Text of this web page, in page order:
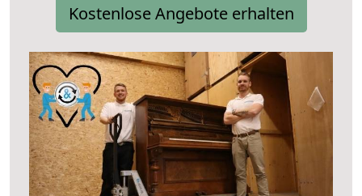
Kostenlose Angebote erhalten